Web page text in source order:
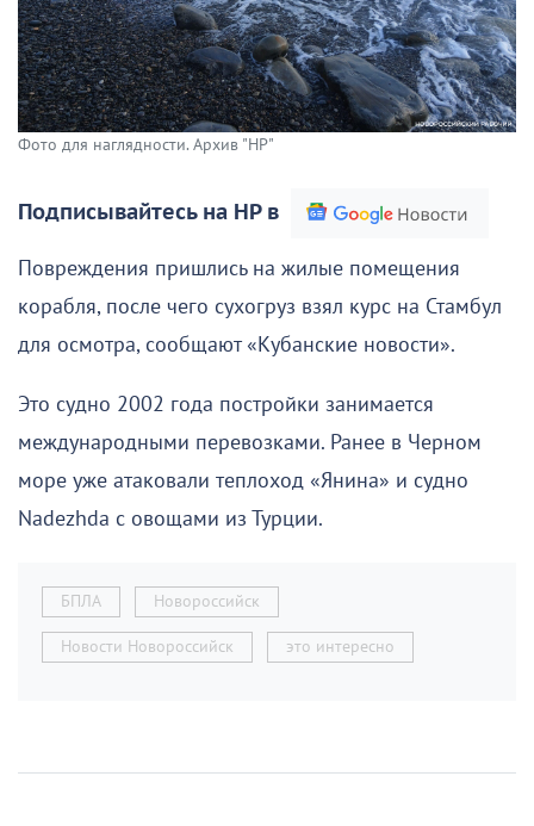
Фото для наглядности. Архив "НР"
Подписывайтесь на НР в
Повреждения пришлись на жилые помещения
корабля, после чего сухогруз взял курс на Стамбул
для осмотра, сообщают «Кубанские новости».
Это судно 2002 года постройки занимается
международными перевозками. Ранее в Черном
море уже атаковали теплоход «Янина» и судно
Nadezhda с овощами из Турции.
БПЛА Новороссийск
Новости Новороссийск это интересно